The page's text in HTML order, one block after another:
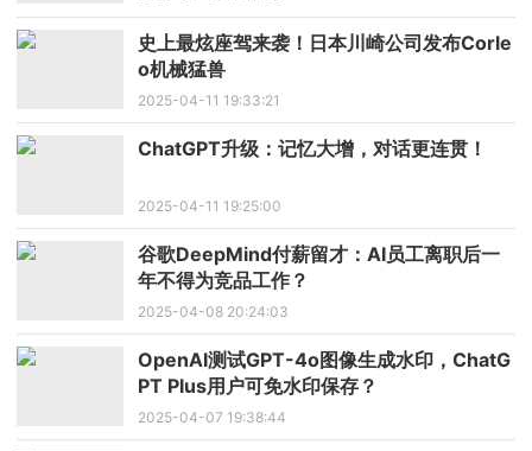
史上最炫座驾来袭！日本川崎公司发布Corle
o机械猛兽
2025-04-11 19:33:21
ChatGPT升级：记忆大增，对话更连贯！
2025-04-11 19:25:00
谷歌DeepMind付薪留才：AI员工离职后一
年不得为竞品工作？
2025-04-08 20:24:03
OpenAI测试GPT-4o图像生成水印，ChatG
PT Plus用户可免水印保存？
2025-04-07 19:38:44